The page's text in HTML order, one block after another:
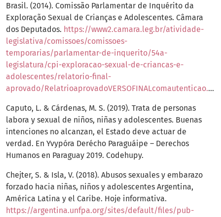
Brasil. (2014). Comissão Parlamentar de Inquérito da
Exploração Sexual de Crianças e Adolescentes. Câmara
dos Deputados. https://www2.camara.leg.br/atividade-
legislativa/comissoes/comissoes-
temporarias/parlamentar-de-inquerito/54a-
legislatura/cpi-exploracao-sexual-de-criancas-e-
adolescentes/relatorio-final-
aprovado/RelatrioaprovadoVERSOFINALcomautenticao.pdf
Caputo, L. & Cárdenas, M. S. (2019). Trata de personas
labora y sexual de niños, niñas y adolescentes. Buenas
intenciones no alcanzan, el Estado deve actuar de
verdad. En Yvypóra Derécho Paraguáipe – Derechos
Humanos en Paraguay 2019. Codehupy.
Chejter, S. & Isla, V. (2018). Abusos sexuales y embarazo
forzado hacia niñas, niños y adolescentes Argentina,
América Latina y el Caribe. Hoje informativa.
https://argentina.unfpa.org/sites/default/files/pub-